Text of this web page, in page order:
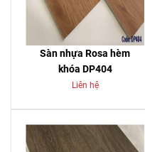
Sàn nhựa Rosa hèm
khóa DP404
Liên hệ